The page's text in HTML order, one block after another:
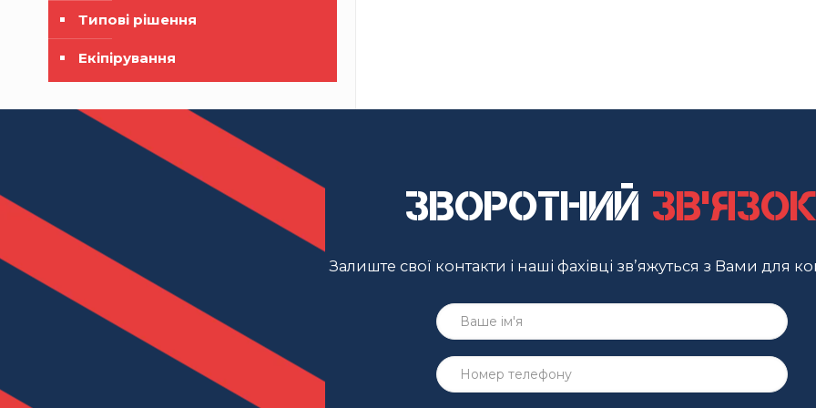
Типові рішення
Екіпірування
Зворотний зв'язок
Залиште свої контакти і наші фахівці зв’яжуться з Вами для